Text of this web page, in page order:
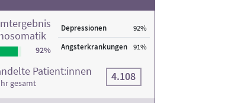
92%
Depressionen 92%
Angsterkrankungen 91%
Patient:innen
gesamt 4.108